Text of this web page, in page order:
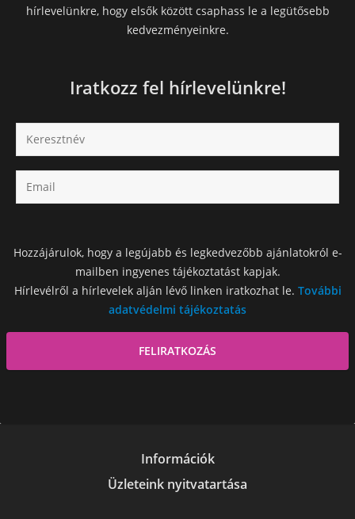
hírlevelünkre, hogy elsők között csaphass le a legütősebb
kedvezményeinkre.
Iratkozz fel hírlevelünkre!
Hozzájárulok, hogy a legújabb és legkedvezőbb ajánlatokról e-
mailben ingyenes tájékoztatást kapjak.
Hírlevélről a hírlevelek alján lévő linken iratkozhat le. További
adatvédelmi tájékoztatás
Információk
Üzleteink nyitvatartása